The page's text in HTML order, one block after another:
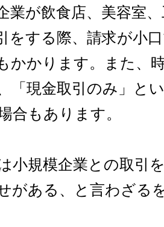
業が飲食店、美容室
をする際、請求が小
かかります。
また、
「現金取引のみ」と
合もあります。
小規模企業との取引
がある、と言わざる